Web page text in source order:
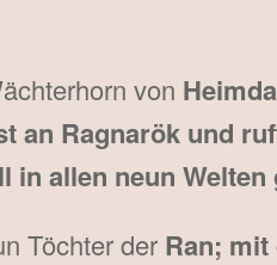
von
an Ragnarök und
in allen neun
Töchter der Ran; mit